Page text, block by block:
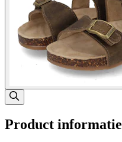
Product informatie